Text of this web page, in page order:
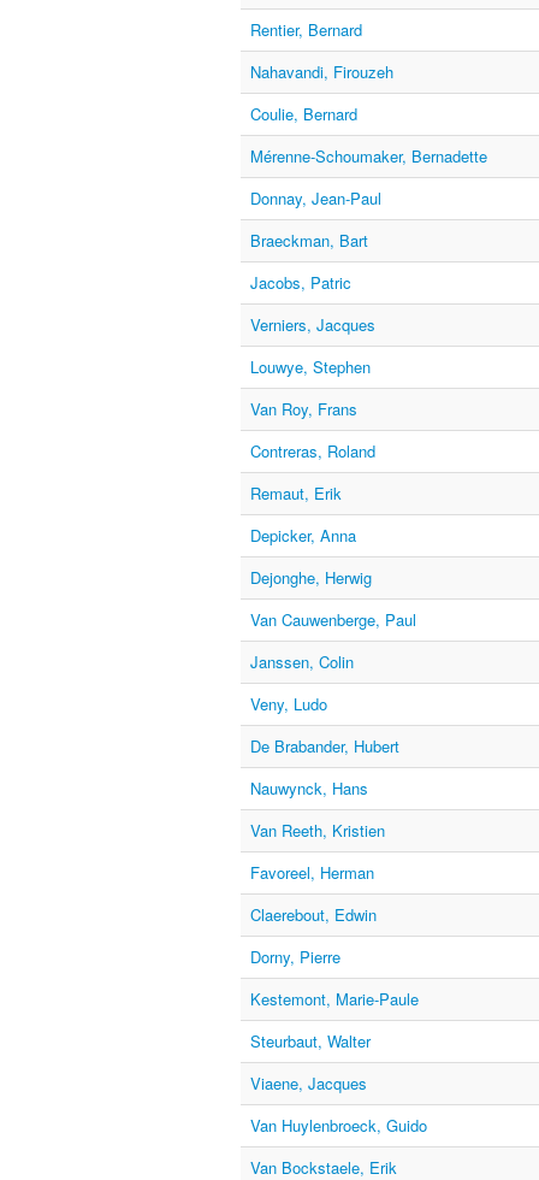
Rentier, Bernard
Nahavandi, Firouzeh
Coulie, Bernard
Mérenne-Schoumaker, Bernadette
Donnay, Jean-Paul
Braeckman, Bart
Jacobs, Patric
Verniers, Jacques
Louwye, Stephen
Van Roy, Frans
Contreras, Roland
Remaut, Erik
Depicker, Anna
Dejonghe, Herwig
Van Cauwenberge, Paul
Janssen, Colin
Veny, Ludo
De Brabander, Hubert
Nauwynck, Hans
Van Reeth, Kristien
Favoreel, Herman
Claerebout, Edwin
Dorny, Pierre
Kestemont, Marie-Paule
Steurbaut, Walter
Viaene, Jacques
Van Huylenbroeck, Guido
Van Bockstaele, Erik